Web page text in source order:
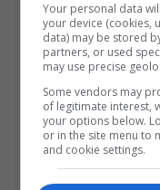
Your personal data
your device (cookies,
data) may be stored
partners, or used
may use precise
Some vendors may
of legitimate interest,
your options below.
or in the site menu to
and cookie settings.